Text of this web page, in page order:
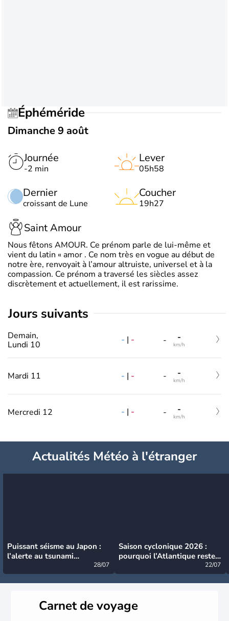
Éphéméride
Dimanche 9 août
Journée
-2 min
Dernier
croissant de Lune
Lever
05h58
Coucher
19h27
Saint Amour
Nous fêtons AMOUR. Ce prénom parle de lui-même et
vient du latin « amor . Ce nom très en vogue au début de
notre ère, renvoyait à l’amour altruiste, universel et à la
compassion. Ce prénom a traversé les siècles assez
discrètement et actuellement, il est rarissime.
jours suivants
Demain,
Lundi 10
- | - - -
km/h
Mardi 11 - | - - -
km/h
Mercredi 12 - | - - -
km/h
Actualités Météo à l'étranger
Puissant séisme au Japon :
l’alerte au tsunami
28/07
Saison cyclonique 2026 :
pourquoi l’Atlantique reste
22/07
Carnet de voyage